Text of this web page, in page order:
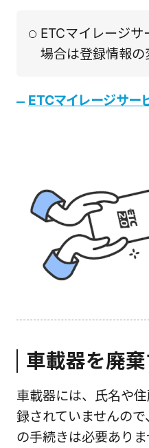
ETCマイレージサ
場合は登録情報の
ETCマイレージサー
車載器を廃
車載器には、氏名や
録されていませんの
の手続きは必要あり